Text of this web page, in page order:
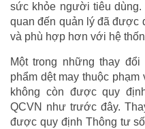
sức khỏe người tiêu dùng.
quan đến quản lý đã được
và phù hợp hơn với hệ
Một trong những thay
phẩm dệt may thuộc
không còn được quy
QCVN như trước đây.
được quy định Thông tư